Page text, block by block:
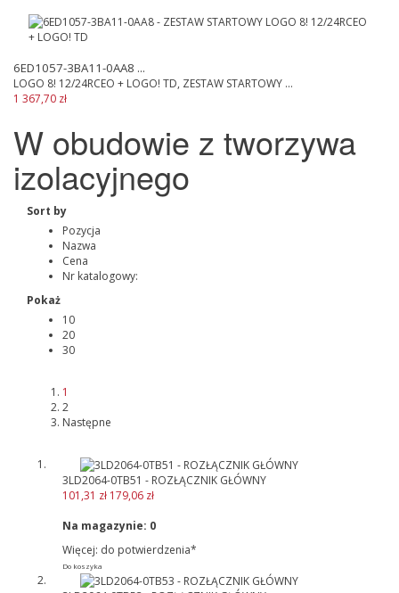
6ED1057-3BA11-0AA8 ...
LOGO 8! 12/24RCEO + LOGO! TD, ZESTAW STARTOWY ...
1 367,70 zł
W obudowie z tworzywa
izolacyjnego
Sort by
Pozycja
Nazwa
Cena
Nr katalogowy:
Pokaż
10
20
30
1
2
Następne
3LD2064-0TB51 - ROZŁĄCZNIK GŁÓWNY
101,31 zł 179,06 zł
Na magazynie: 0
Więcej: do potwierdzenia*
Do koszyka